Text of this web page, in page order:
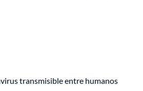
transmisible entre humanos